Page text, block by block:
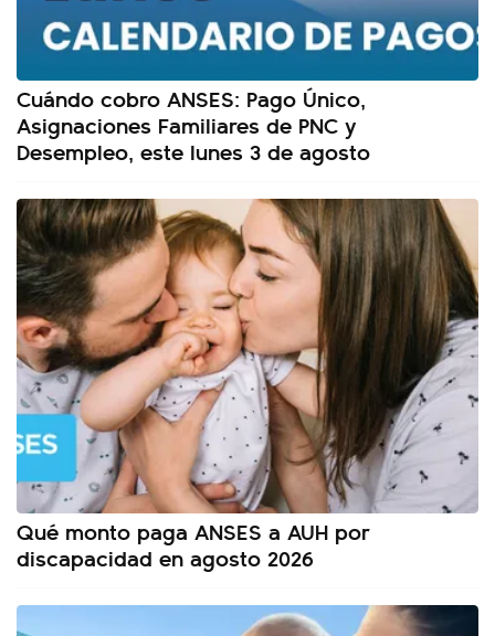
Cuándo cobro ANSES: Pago Único,
Asignaciones Familiares de PNC y
Desempleo, este lunes 3 de agosto
Qué monto paga ANSES a AUH por
discapacidad en agosto 2026